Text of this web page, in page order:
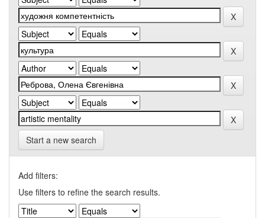
Start a new search
Add filters:
Use filters to refine the search results.